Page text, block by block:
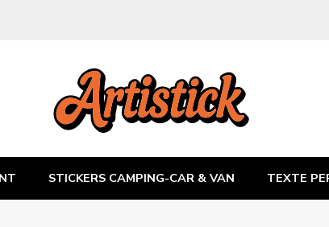
STICKERS CAMPING-CAR & VAN TEXTE